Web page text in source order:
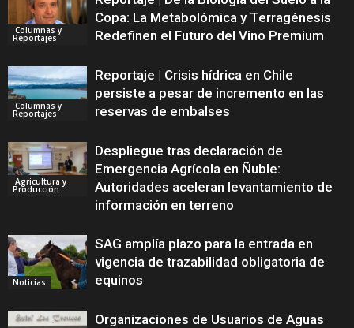
Columnas y
Reportajes
Copa: La Metabolómica y Terragénesis
Redefinen el Futuro del Vino Premium
Columnas y
Reportajes
Reportaje | Crisis hídrica en Chile
persiste a pesar de incremento en las
reservas de embalses
Agricultura y
Producción
Despliegue tras declaración de
Emergencia Agrícola en Ñuble:
Autoridades aceleran levantamiento de
información en terreno
Noticias
SAG amplía plazo para la entrada en
vigencia de trazabilidad obligatoria de
equinos
Organizaciones de Usuarios de Aguas